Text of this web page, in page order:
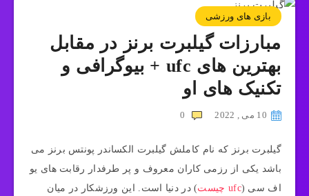
بازی های ورزشی
مبارزات گیلبرت برنز در مقابل
بهترین های ufc + بیوگرافی و
تکنیک های او
10 می , 2022 0
گیلبرت برنز که نام کاملش گیلبرت الکساندر پونتس برنز می
باشد یکی از رزمی کاران معروف و پر طرفدار رقابت های یو
اف سی (ufc چیست
) در دنیا است. این ورزشکار در میان